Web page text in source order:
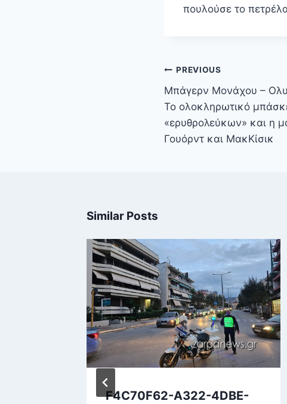
πουλούσε το
Πλοήγηση
άρθρων
PREVIOUS
Μπάγερν Μονάχου –
Το ολοκληρωτικό
«ερυθρολεύκων» και η
Γουόρντ και ΜακΚίσικ
Similar Posts
F4C70F62-A322-4DBE-